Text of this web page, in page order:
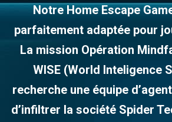
Notre Home Escape
parfaitement adaptée pour
La mission Opération
WISE (World Inteligence
recherche une équipe
d’infiltrer la société Spider